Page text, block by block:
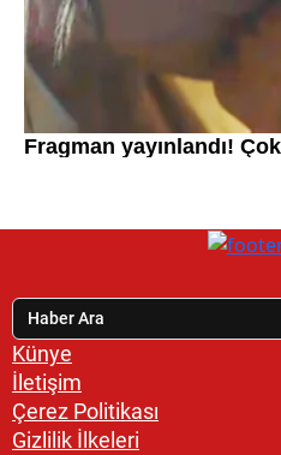
Künye
İletişim
Çerez Politikası
Gizlilik İlkeleri